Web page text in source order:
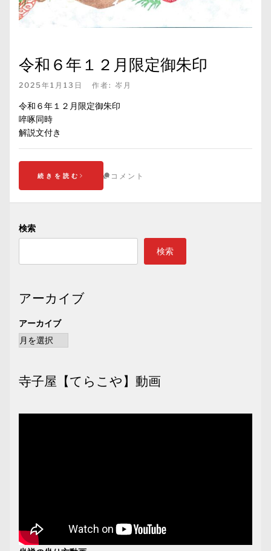
令和６年１２月限定御朱印
2025年1月13日 作者: 岑月
令和６年１２月限定御朱印
啐啄同時
解説文付き
続きを読む コメント
検索
検索
アーカイブ
アーカイブ
寺子屋【てらこや】動画